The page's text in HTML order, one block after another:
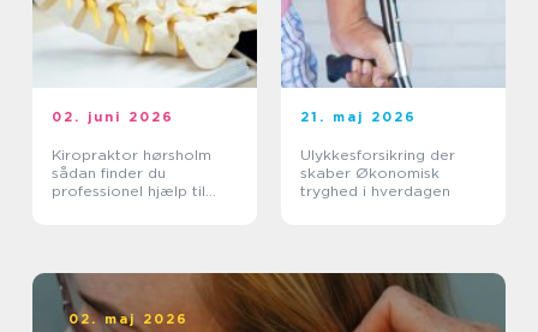
02. juni 2026
Kiropraktor hørsholm
sådan finder du
professionel hjælp til
21. maj 2026
Ulykkesforsikring der
skaber Økonomisk
tryghed i hverdagen
02. maj 2026